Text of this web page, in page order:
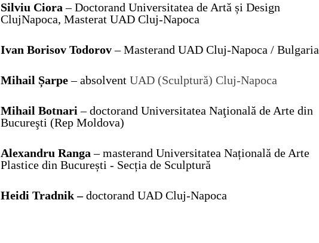
Silviu Ciora –Doctorand Universitatea de Artă și Design
ClujNapoca, Masterat UAD Cluj-Napoca
Ivan Borisov Todorov– Masterand UAD Cluj-Napoca / Bulgaria
Mihail Șarpe– absolvent UAD (Sculptură) Cluj-Napoca
Mihail Botnari –doctorand Universitatea Naţională de Arte din
Bucureşti (Rep Moldova)
Alexandru Ranga –masterand Universitatea Națională de Arte
Plastice din București - Secția de Sculptură
Heidi Tradnik –doctorand UAD Cluj-Napoca